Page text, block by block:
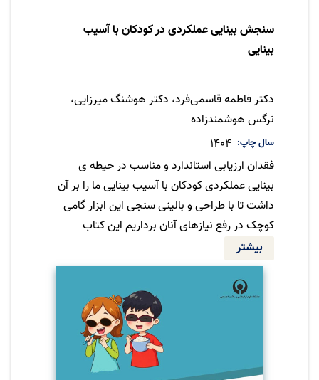
سنجش بینایی عملکردی در کودکان با آسیب
بینایی
دکتر فاطمه قاسمی‌فرد، دکتر هوشنگ میرزایی،
نرگس هوشمندزاده
سال چاپ 1404
فقدان ارزیابی استاندارد و مناسب در حیطه ی
بینایی عملکردی کودکان با آسیب بینایی ما را بر آن
داشت تا با طراحی و بالینی سنجی این ابزار گامی
کوچک در رفع نیازهای آنان برداریم این کتاب
مشتمل بر ارزیابی های دسته بندی شده و مطابق
با فرهنگ ایرانی در حیطه های مختلف فعالیتهای
روزمره ی زندگی بوده و نتایج آن به یکپارچگی
خدمات توانبخشی در حوزه ی آسیب بینایی کمک
بیشتر